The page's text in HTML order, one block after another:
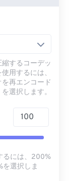
するコーデッ
用するには、
再エンコード
選択します。
るには、200%
選択しま